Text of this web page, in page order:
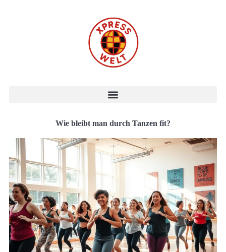
Wie bleibt man durch Tanzen fit?